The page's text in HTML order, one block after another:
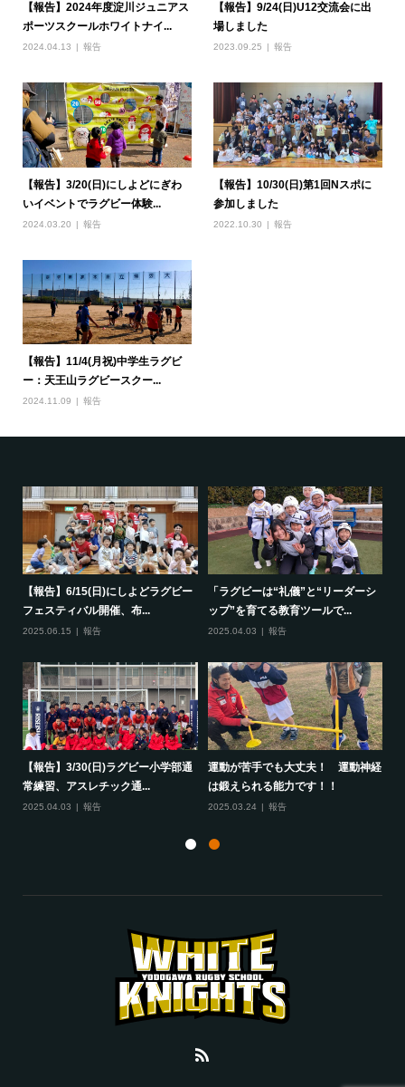
【報告】2024年度淀川ジュニアス
ポーツスクールホワイトナイ...
2024.04.13 報告
【報告】9/24(日)U12交流会に出
場しました
2023.09.25 報告
【報告】3/20(日)にしよどにぎわ
いイベントでラグビー体験...
2024.03.20 報告
【報告】10/30(日)第1回Nスポに
参加しました
2022.10.30 報告
【報告】11/4(月祝)中学生ラグビ
ー：天王山ラグビースクー...
2024.11.09 報告
【報告】6/15(日)にしよどラグビー
フェスティバル開催、布...
2025.06.15 報告
「ラグビーは“礼儀”と“リーダーシ
ップ”を育てる教育ツールで...
2025.04.03 報告
【報告】3/30(日)ラグビー小学部通
常練習、アスレチック通...
2025.04.03 報告
運動が苦手でも大丈夫！ 運動神経
は鍛えられる能力です！！
2025.03.24 報告